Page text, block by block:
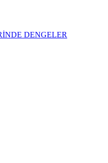
DENGELER